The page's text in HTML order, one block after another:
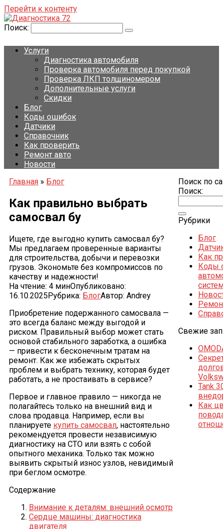
Перейти к контенту
Поиск:
Услуги
Диагностика автомобиля
Проверка автомобиля перед покупкой
Проверка ЛКП толщиномером
Дополнительные услуги
Скидки
Блог
Коды ошибок
Датчики
Справочник
Как проверить
Ремонт авто
Новости
Главная » Блог
Как правильно выбрать
самосвал бу
Ищете, где выгодно купить самосвал бу?
Мы предлагаем проверенные варианты
для строительства, добычи и перевозки
грузов. Экономьте без компромиссов по
качеству и надежности!
На чтение: 4 минОпубликовано:
16.10.2025Рубрика: БлогАвтор: Andrey
Приобретение подержанного самосвала —
это всегда баланс между выгодой и
риском. Правильный выбор может стать
основой стабильного заработка, а ошибка
— привести к бесконечным тратам на
ремонт. Как же избежать скрытых
проблем и выбрать технику, которая будет
работать, а не простаивать в сервисе?
Первое и главное правило — никогда не
полагайтесь только на внешний вид и
слова продавца. Например, если вы
планируете купить самосвал, настоятельно
рекомендуется провести независимую
диагностику на СТО или взять с собой
опытного механика. Только так можно
выявить скрытый износ узлов, невидимый
при беглом осмотре.
Содержание
Внимание к деталям: внешний осмотр
Сердце машины: диагностика
двигателя
Поиск по
Поиск:
Рубрики
Блог
Как
Коды
Свежие
Tank
Как